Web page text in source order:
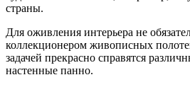
страны.
Для оживления интерьера не
коллекционером живописных
задачей прекрасно справятся
настенные панно.